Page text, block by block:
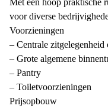
voor diverse
Voorzieningen
– Centrale zitgelegenheid
– Grote algemene
– Pantry
– Toiletvoorzieningen
Prijsopbouw